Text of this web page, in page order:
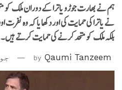
ہم نے بھارت جوڑو یاترا کے دوران ملک
نے یاترا کی حمایت کی اور دکھایا کہ وہ
بلکہ ملک کو متحد کرنے کی حمایت کرتے ہیں۔
by Qaumi Tanzeem